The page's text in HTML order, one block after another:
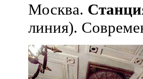
Москва.
линия).